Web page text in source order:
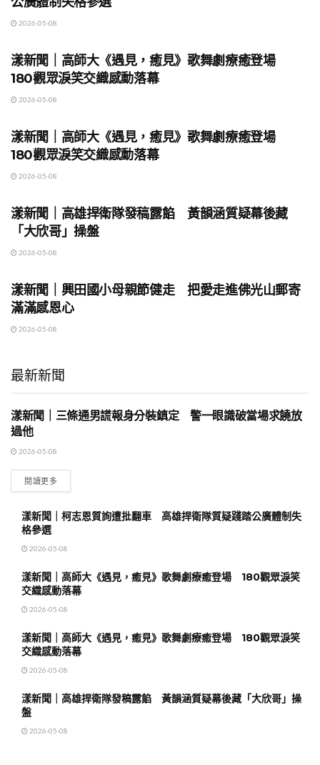
2026-05-08
漾新聞｜高師大《遇見，癒見》歌舞劇療癒登場
180觀眾淚笑交織感動落幕
2026-05-08
漾新聞｜高師大《遇見，癒見》歌舞劇療癒登場
180觀眾淚笑交織感動落幕
2026-05-08
漾新聞｜高雄捍衛隊發稿露餡 黃韻涵質疑幕後藏
「大欣哥」操盤
2026-05-08
漾新聞｜興田國小母親節健走 把愛走進佛光山郵寄
滿滿感恩心
2026-05-08
最新新聞
地方時事
漾新聞｜三條通男謊報身分裝鎮定 警一眼識破當場求饒放
過他
2026-05-08
閱讀更多
漾新聞｜柯志恩質詢遭批翻車 高雄捍衛隊質疑踐踏公廣體制失
格參選
2026-05-08
漾新聞｜高師大《遇見，癒見》歌舞劇療癒登場 180觀眾淚笑
交織感動落幕
2026-05-08
漾新聞｜高師大《遇見，癒見》歌舞劇療癒登場 180觀眾淚笑
交織感動落幕
2026-05-08
漾新聞｜高雄捍衛隊發稿露餡 黃韻涵質疑幕後藏「大欣哥」操
盤
2026-05-08